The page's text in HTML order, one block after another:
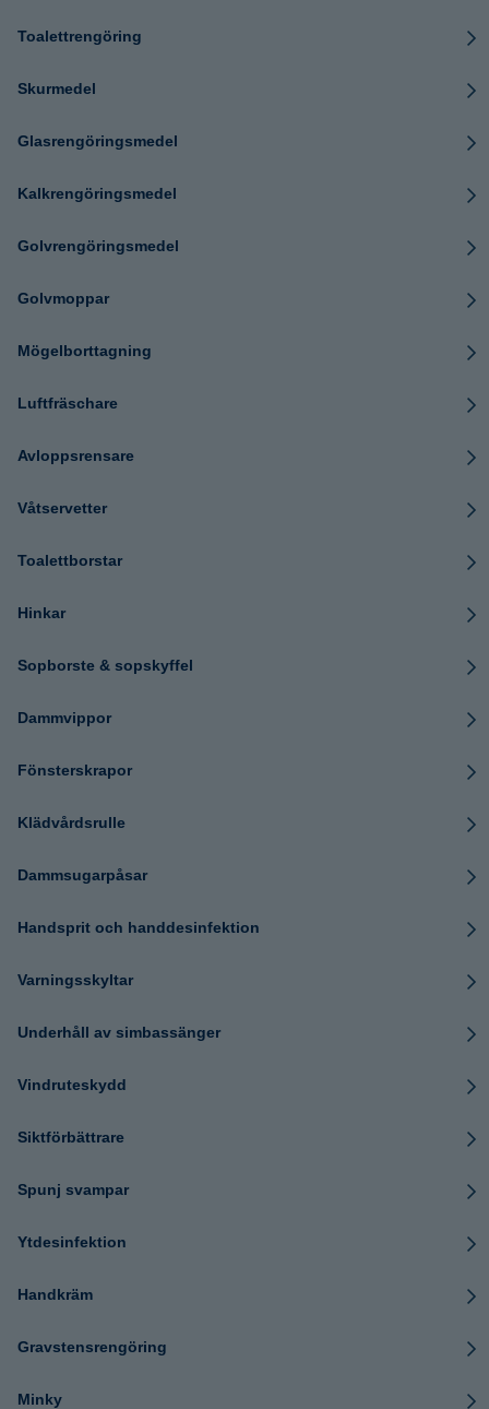
Toalettrengöring
Skurmedel
Glasrengöringsmedel
Kalkrengöringsmedel
Golvrengöringsmedel
Golvmoppar
Mögelborttagning
Luftfräschare
Avloppsrensare
Våtservetter
Toalettborstar
Hinkar
Sopborste & sopskyffel
Dammvippor
Fönsterskrapor
Klädvårdsrulle
Dammsugarpåsar
Handsprit och handdesinfektion
Varningsskyltar
Underhåll av simbassänger
Vindruteskydd
Siktförbättrare
Spunj svampar
Ytdesinfektion
Handkräm
Gravstensrengöring
Minky